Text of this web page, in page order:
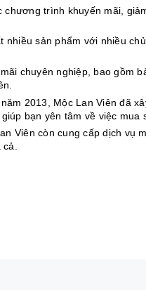
chương trình khuyến mãi,
nhiều sản phẩm với nhiều
chuyên nghiệp, bao gồm
2013, Mộc Lan Viên đã
bạn yên tâm về việc mua
Viên còn cung cấp dịch vụ